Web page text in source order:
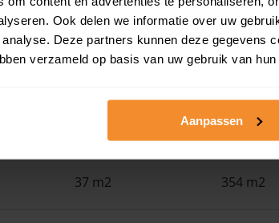
Ook delen we informatie over uw
Deze partners kunnen deze gegevens
verzameld op basis van uw gebruik van
Aanpassen
78 m2 850 m2
238 m2
37 m2 354 m2